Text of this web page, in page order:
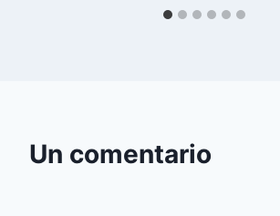
Un comentario